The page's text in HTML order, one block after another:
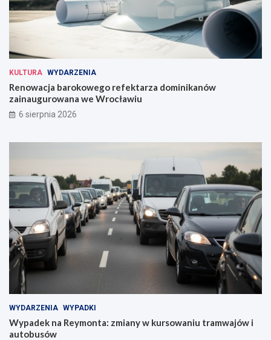
KULTURA WYDARZENIA
Renowacja barokowego refektarza dominikanów
zainaugurowana we Wrocławiu
6 sierpnia 2026
WYDARZENIA WYPADKI
Wypadek na Reymonta: zmiany w kursowaniu tramwajów i
autobusów